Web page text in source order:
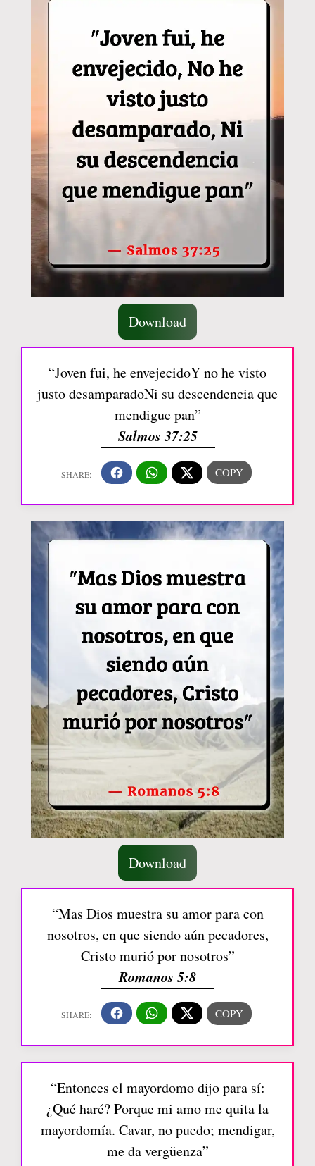
Download
“Joven fui, he envejecidoY no he visto
justo desamparadoNi su descendencia que
mendigue pan”
Salmos 37:25
Download
“Mas Dios muestra su amor para con
nosotros, en que siendo aún pecadores,
Cristo murió por nosotros”
Romanos 5:8
“Entonces el mayordomo dijo para sí:
¿Qué haré? Porque mi amo me quita la
mayordomía. Cavar, no puedo; mendigar,
me da vergüenza”